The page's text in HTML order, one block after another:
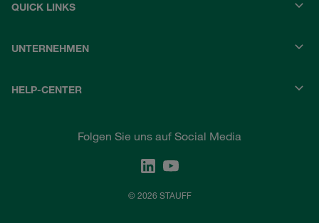
QUICK LINKS
UNTERNEHMEN
HELP-CENTER
Folgen Sie uns auf Social Media
© 2026 STAUFF